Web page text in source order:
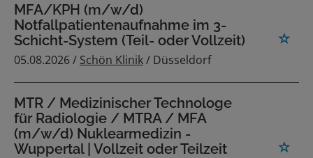
MFA/KPH (m/w/d)
Notfallpatientenaufnahme im 3-
Schicht-System (Teil- oder Vollzeit)
05.08.2026 / Schön Klinik/ Düsseldorf
MTR / Medizinischer Technologe
für Radiologie / MTRA / MFA
(m/w/d) Nuklearmedizin -
Wuppertal | Vollzeit oder Teilzeit